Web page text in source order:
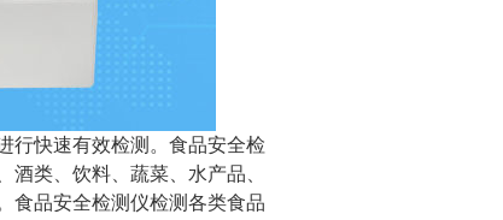
行快速有效检测。食品安全检
类、饮料、蔬菜、水产品、
食品安全检测仪检测各类食品